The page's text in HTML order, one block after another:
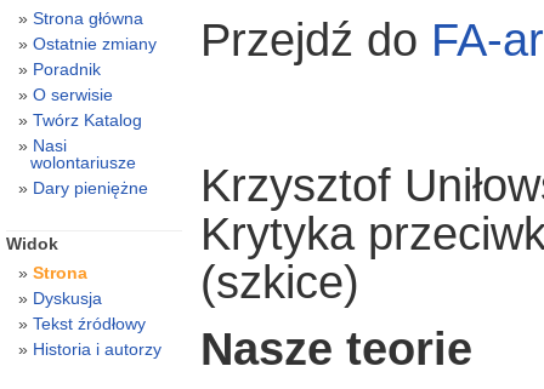
Przejdź do FA-
Krzysztof
Krytyka
(szkice)
Nasze teorie
Strona główna
Ostatnie zmiany
Poradnik
O serwisie
Twórz Katalog
Nasi
wolontariusze
Dary pieniężne
Widok
Strona
Dyskusja
Tekst źródłowy
Historia i autorzy